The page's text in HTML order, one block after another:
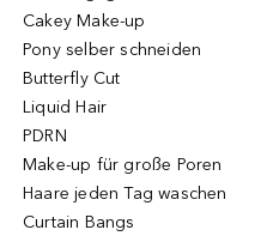
Cakey Make-up
Pony selber schneiden
Butterfly Cut
Liquid Hair
PDRN
Make-up für große Poren
Haare jeden Tag waschen
Curtain Bangs